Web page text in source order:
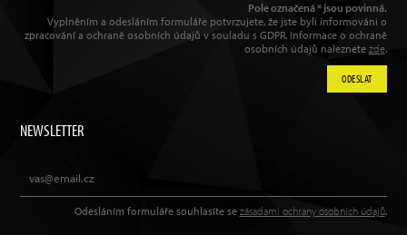
NEWSLETTER
Odesláním formuláře souhlasíte se zásadami ochrany osobních údajů.
Pole označená * jsou povinná.
Vyplněním a odesláním formuláře potvrzujete, že jste byli informováni o
zpracování a ochraně osobních údajů v souladu s GDPR. Informace o ochraně
osobních údajů naleznete zde.
ODESLAT